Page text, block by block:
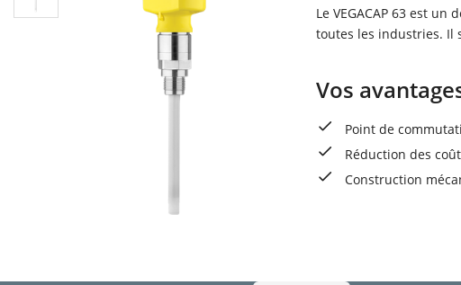
Le VEGACAP 63 est
toutes les industries. Il
Vos
Point de
Réduction des
Construction